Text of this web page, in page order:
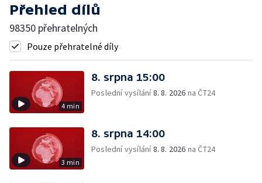
Přehled dílů
98350 přehratelných
Pouze přehratelné díly
4 min
8. srpna 15:00
Poslední vysílání8. 8. 2026 na ČT24
3 min
8. srpna 14:00
Poslední vysílání8. 8. 2026 na ČT24